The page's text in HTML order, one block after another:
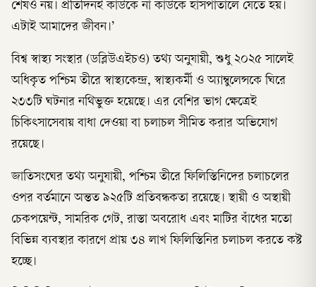
শেষও নয়। প্রতিদিনই কাউকে না কাউকে হাসপাতালে যেতে হয়।
এটাই আমাদের জীবন।’
বিশ্ব স্বাস্থ্য সংস্থার (ডব্লিউএইচও) তথ্য অনুযায়ী, শুধু ২০২৫ সালেই
অধিকৃত পশ্চিম তীরে স্বাস্থ্যকেন্দ্র, স্বাস্থ্যকর্মী ও অ্যাম্বুলেন্সকে ঘিরে
২৩৩টি ঘটনার নথিভুক্ত হয়েছে। এর বেশির ভাগ ক্ষেত্রেই
চিকিৎসাসেবায় বাধা দেওয়া বা চলাচল সীমিত করার অভিযোগ
রয়েছে।
জাতিসংঘের তথ্য অনুযায়ী, পশ্চিম তীরে ফিলিস্তিনিদের চলাচলের
ওপর বর্তমানে অন্তত ৯২৫টি প্রতিবন্ধকতা রয়েছে। স্থায়ী ও অস্থায়ী
চেকপয়েন্ট, সামরিক গেট, রাস্তা অবরোধ এবং মাটির বাঁধের মতো
বিভিন্ন ব্যবস্থার কারণে প্রায় ৩৪ লাখ ফিলিস্তিনির চলাচল করতে কষ্ট
হচ্ছে।